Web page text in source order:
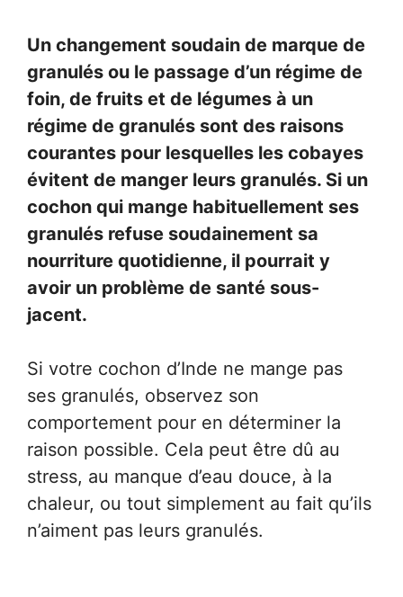
Un changement soudain de marque de
granulés ou le passage d’un régime de
foin, de fruits et de légumes à un
régime de granulés sont des raisons
courantes pour lesquelles les cobayes
évitent de manger leurs granulés. Si un
cochon qui mange habituellement ses
granulés refuse soudainement sa
nourriture quotidienne, il pourrait y
avoir un problème de santé sous-
jacent.
Si votre cochon d’Inde ne mange pas
ses granulés, observez son
comportement pour en déterminer la
raison possible. Cela peut être dû au
stress, au manque d’eau douce, à la
chaleur, ou tout simplement au fait qu’ils
n’aiment pas leurs granulés.